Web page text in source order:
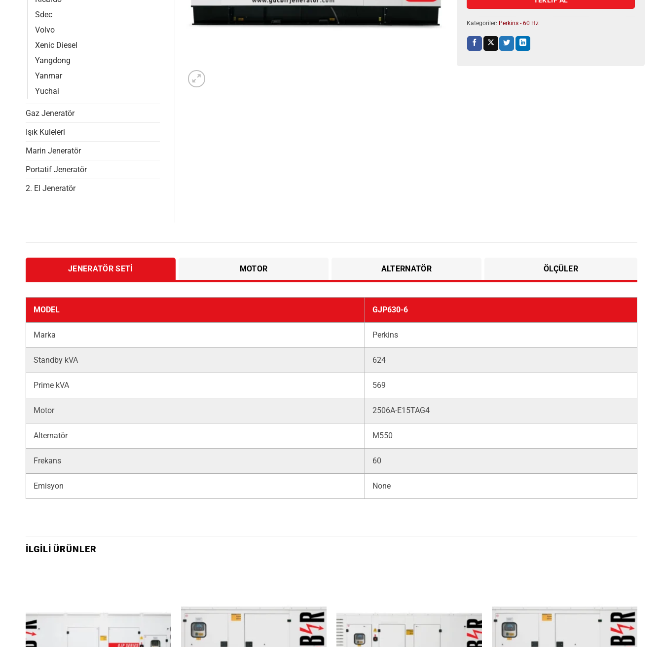
Kategoriler: Perkins - 60 Hz
Sdec
Volvo
Xenic Diesel
Yangdong
Yanmar
Yuchai
Gaz Jeneratör
Işık Kuleleri
Marin Jeneratör
Portatif Jeneratör
2. El Jeneratör
JENERATÖR SETI MOTOR ALTERNATÖR ÖLÇÜLER
MODEL GJP630-6
Marka Perkins
Standby kVA 624
Prime kVA 569
Motor 2506A-E15TAG4
Alternatör M550
Frekans 60
Emisyon None
İLGILI ÜRÜNLER